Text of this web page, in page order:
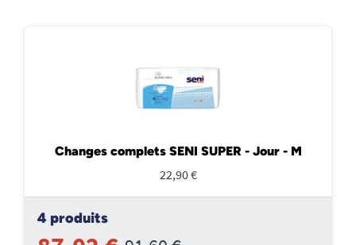
Changes complets SENI SUPER - Jour - M
22,90 €
4 produits